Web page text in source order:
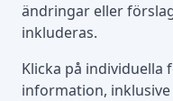
ändringar eller
inkluderas.
Klicka på
information,